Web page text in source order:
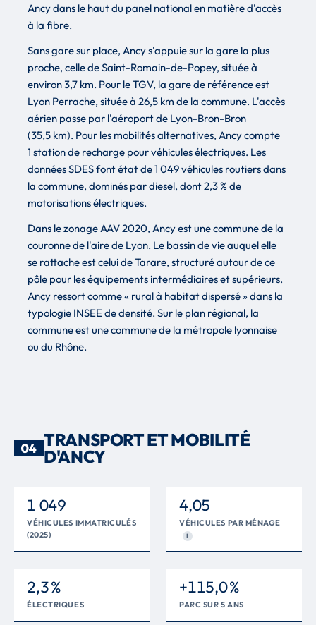
Ancy dans le haut du panel national en matière d'accès
à la fibre.
Sans gare sur place, Ancy s'appuie sur la gare la plus
proche, celle de Saint-Romain-de-Popey, située à
environ 3,7 km. Pour le TGV, la gare de référence est
Lyon Perrache, située à 26,5 km de la commune. L'accès
aérien passe par l'aéroport de Lyon-Bron-Bron
(35,5 km). Pour les mobilités alternatives, Ancy compte
1 station de recharge pour véhicules électriques. Les
données SDES font état de 1 049 véhicules routiers dans
la commune, dominés par diesel, dont 2,3 % de
motorisations électriques.
Dans le zonage AAV 2020, Ancy est une commune de la
couronne de l'aire de Lyon. Le bassin de vie auquel elle
se rattache est celui de Tarare, structuré autour de ce
pôle pour les équipements intermédiaires et supérieurs.
Ancy ressort comme « rural à habitat dispersé » dans la
typologie INSEE de densité. Sur le plan régional, la
commune est une commune de la métropole lyonnaise
ou du Rhône.
04 TRANSPORT ET MOBILITÉ
D'ANCY
1 049
VÉHICULES IMMATRICULÉS
(2025)
4,05
VÉHICULES PAR MÉNAGE
I
2,3 %
ÉLECTRIQUES
+115,0 %
PARC SUR 5 ANS